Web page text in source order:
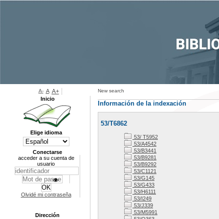
New search
Información de la indexación
53/T6862
53/ T5952
53/A4542
53/B3441
53/B9281
53/B9292
53/C1121
53/G145
53/G433
53/H6111
53/I249
53/J339
53/M5991
A- A A+
Inicio
Elige idioma
Conectarse
acceder a su cuenta de
usuario
Olvidé mi contraseña
Dirección